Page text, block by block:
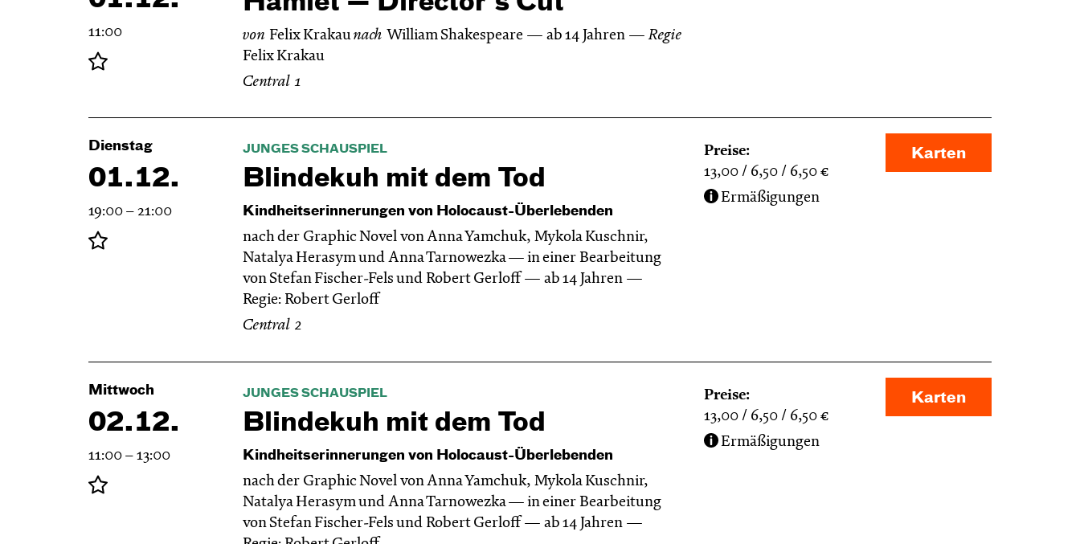
11:00 von Felix Krakaunach William Shakespeare ab 14 Jahren
Regie
Felix Krakau
Central 1
Dienstag
01.12.
19:00 – 21:00
JUNGES SCHAUSPIEL
Blinde­kuh mit dem Tod
Kindheitserinnerungen von Holocaust-Überlebenden
nach der Graphic Novel von Anna Yamchuk, Mykola Kuschnir,
Natalya Herasym und Anna Tarnowezka — in einer Bearbeitung
von Stefan Fischer-Fels und Robert Gerloff
ab 14 Jahren
Regie: Robert Gerloff
Central 2
Preise:
13,00
6,50 6,50 €
Ermäßigungen
Karten
Mittwoch
02.12.
11:00 – 13:00
JUNGES SCHAUSPIEL
Blinde­kuh mit dem Tod
Kindheitserinnerungen von Holocaust-Überlebenden
nach der Graphic Novel von Anna Yamchuk, Mykola Kuschnir,
Natalya Herasym und Anna Tarnowezka — in einer Bearbeitung
von Stefan Fischer-Fels und Robert Gerloff
ab 14 Jahren
Preise:
13,00
6,50 6,50 €
Ermäßigungen
Karten